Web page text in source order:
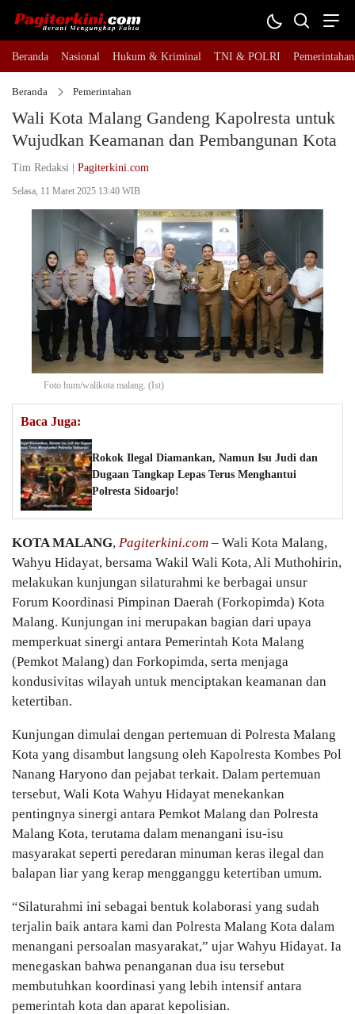
Beranda Nasional Hukum & Kriminal TNI & POLRI Pemerintahan
Beranda Pemerintahan
Wali Kota Malang Gandeng Kapolresta untuk
Wujudkan Keamanan dan Pembangunan Kota
Tim Redaksi | Pagiterkini.com
Selasa, 11 Maret 2025 13:40 WIB
Foto hum/walikota malang. (Ist)
Baca Juga:
Rokok Ilegal Diamankan, Namun Isu Judi dan
Dugaan Tangkap Lepas Terus Menghantui
Polresta Sidoarjo!
KOTA MALANG, Pagiterkini.com – Wali Kota Malang,
Wahyu Hidayat, bersama Wakil Wali Kota, Ali Muthohirin,
melakukan kunjungan silaturahmi ke berbagai unsur
Forum Koordinasi Pimpinan Daerah (Forkopimda) Kota
Malang. Kunjungan ini merupakan bagian dari upaya
memperkuat sinergi antara Pemerintah Kota Malang
(Pemkot Malang) dan Forkopimda, serta menjaga
kondusivitas wilayah untuk menciptakan keamanan dan
ketertiban.
Kunjungan dimulai dengan pertemuan di Polresta Malang
Kota yang disambut langsung oleh Kapolresta Kombes Pol
Nanang Haryono dan pejabat terkait. Dalam pertemuan
tersebut, Wali Kota Wahyu Hidayat menekankan
pentingnya sinergi antara Pemkot Malang dan Polresta
Malang Kota, terutama dalam menangani isu-isu
masyarakat seperti peredaran minuman keras ilegal dan
balapan liar yang kerap mengganggu ketertiban umum.
“Silaturahmi ini sebagai bentuk kolaborasi yang sudah
terjalin baik antara kami dan Polresta Malang Kota dalam
menangani persoalan masyarakat,” ujar Wahyu Hidayat. Ia
menegaskan bahwa penanganan dua isu tersebut
membutuhkan koordinasi yang lebih intensif antara
pemerintah kota dan aparat kepolisian.